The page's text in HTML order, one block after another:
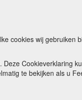
cookies wij gebruiken
Cookieverklaring
te bekijken als u